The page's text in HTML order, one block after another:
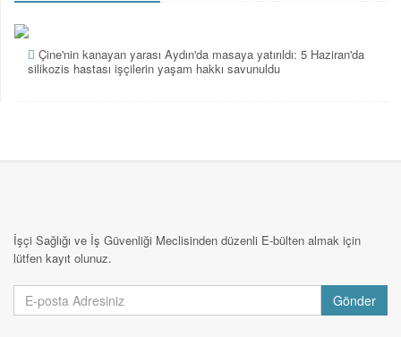
Çine'nin kanayan yarası Aydın'da masaya yatırıldı: 5 Haziran'da
silikozis hastası işçilerin yaşam hakkı savunuldu
İşçi Sağlığı ve İş Güvenliği Meclisinden düzenli E-bülten almak için
lütfen kayıt olunuz.
Gönder